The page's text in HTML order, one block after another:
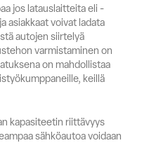
jos latauslaitteita eli -
asiakkaat voivat ladata
autojen siirtelyä
varmistaminen on
on mahdollistaa
keillä
kapasiteetin riittävyys
sähköautoa voidaan